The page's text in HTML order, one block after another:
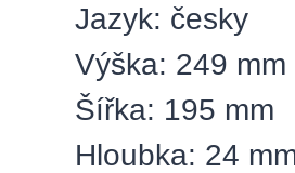
Jazyk: česky
Výška: 249 mm
Šířka: 195 mm
Hloubka: 24